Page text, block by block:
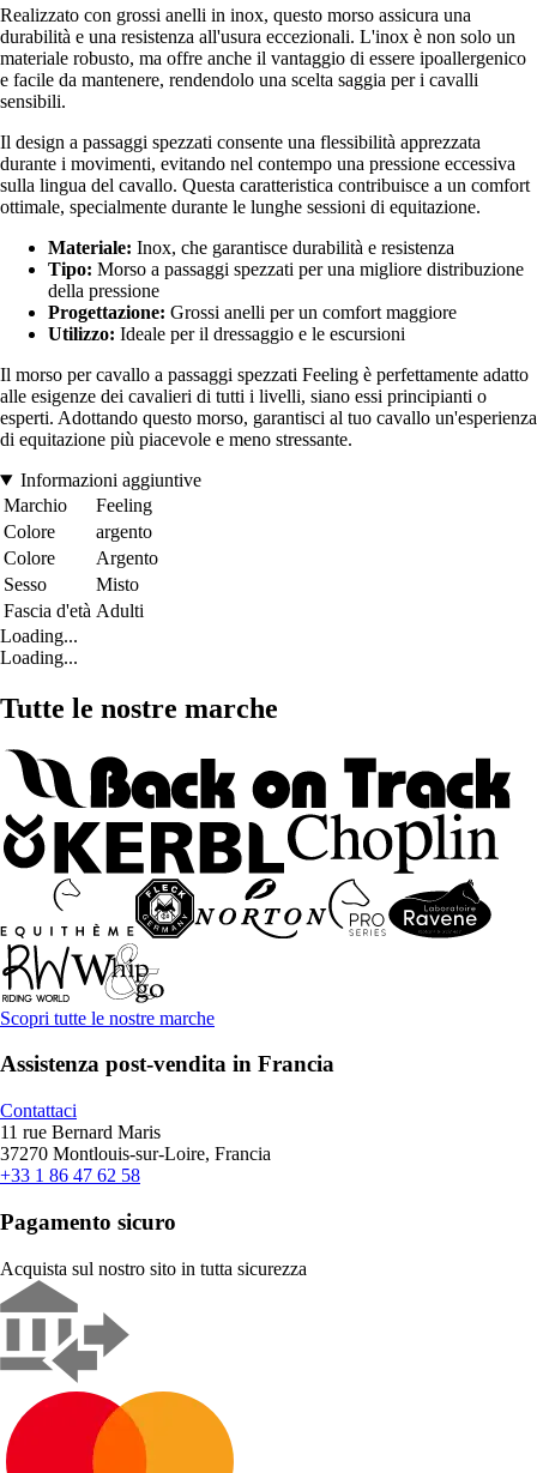
Realizzato con grossi anelli in inox, questo morso assicura una
durabilità e una resistenza all'usura eccezionali. L'inox è non solo un
materiale robusto, ma offre anche il vantaggio di essere ipoallergenico
e facile da mantenere, rendendolo una scelta saggia per i cavalli
sensibili.
Il design a passaggi spezzati consente una flessibilità apprezzata
durante i movimenti, evitando nel contempo una pressione eccessiva
sulla lingua del cavallo. Questa caratteristica contribuisce a un comfort
ottimale, specialmente durante le lunghe sessioni di equitazione.
Materiale: Inox, che garantisce durabilità e resistenza
Tipo: Morso a passaggi spezzati per una migliore distribuzione
della pressione
Progettazione: Grossi anelli per un comfort maggiore
Utilizzo: Ideale per il dressaggio e le escursioni
Il morso per cavallo a passaggi spezzati Feeling è perfettamente adatto
alle esigenze dei cavalieri di tutti i livelli, siano essi principianti o
esperti. Adottando questo morso, garantisci al tuo cavallo un'esperienza
di equitazione più piacevole e meno stressante.
Informazioni aggiuntive
Marchio
Feeling
Colore
argento
Colore
Argento
Sesso
Misto
Fascia d'età Adulti
Loading...
Loading...
Tutte le nostre marche
Scopri tutte le nostre marche
Assistenza post-vendita in Francia
Contattaci
11 rue Bernard Maris
37270 Montlouis-sur-Loire, Francia
+33 1 86 47 62 58
Pagamento sicuro
Acquista sul nostro sito in tutta sicurezza